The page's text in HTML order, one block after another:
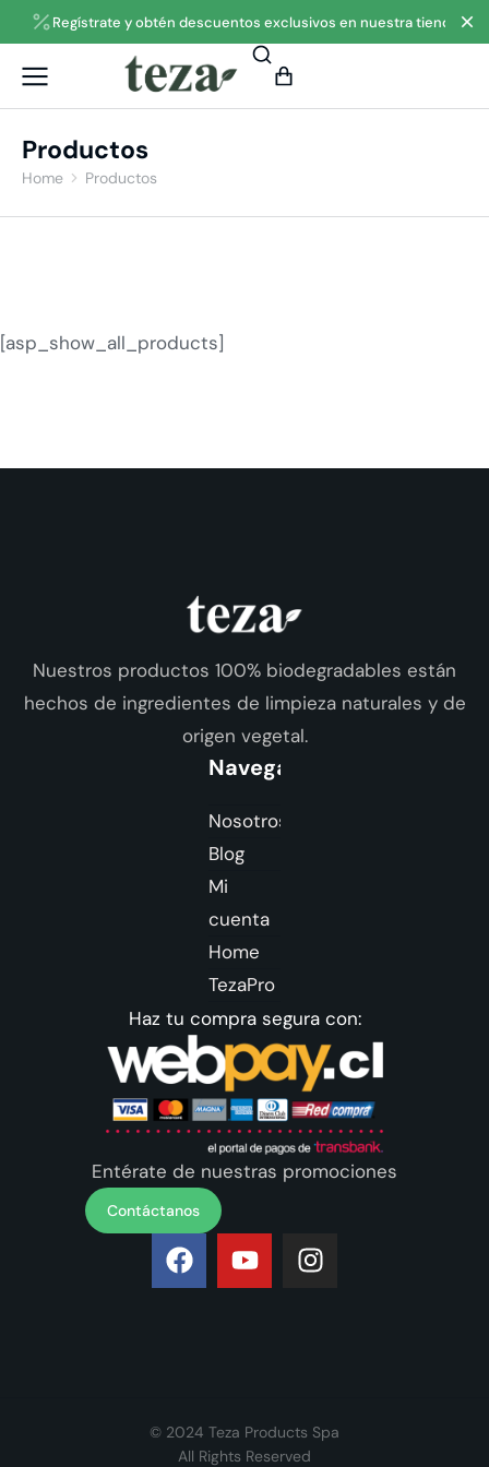
Regístrate y obtén descuentos exclusivos en nuestra tienda
Productos
You are here:
Home Productos
[asp_show_all_products]
Nuestros productos 100% biodegradables están
hechos de ingredientes de limpieza naturales y de
origen vegetal.
Navegación
Nosotros
Blog
Mi
cuenta
Home
TezaPro
Haz tu compra segura con:
Entérate de nuestras promociones
Contáctanos
© 2024 Teza Products Spa
All Rights Reserved